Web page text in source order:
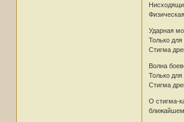
Ударная
Только
Стигма
Волна
Только
Стигма
О стигма-
ближайшем